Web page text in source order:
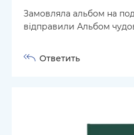
Замовляла альбом на
відправили Альбом
Ответить